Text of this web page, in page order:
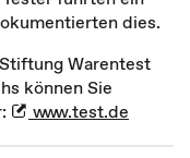
dies.
Warentest
können Sie
www.test.de